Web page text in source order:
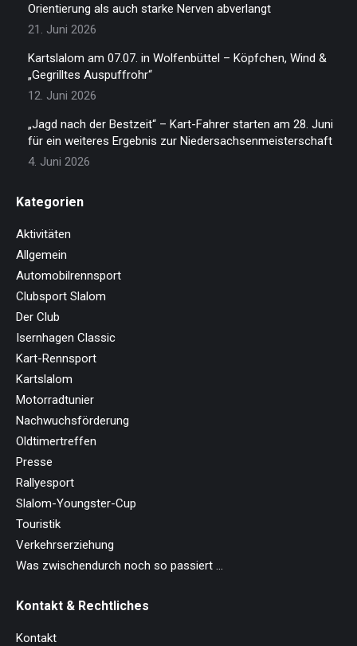
Orientierung als auch starke Nerven abverlangt
21. Juni 2026
Kartslalom am 07.07. in Wolfenbüttel – Köpfchen, Wind &
„Gegrilltes Auspuffrohr“
12. Juni 2026
„Jagd nach der Bestzeit“ – Kart-Fahrer starten am 28. Juni
für ein weiteres Ergebnis zur Niedersachsenmeisterschaft
4. Juni 2026
Kategorien
Aktivitäten
Allgemein
Automobilrennsport
Clubsport Slalom
Der Club
Isernhagen Classic
Kart-Rennsport
Kartslalom
Motorradtunier
Nachwuchsförderung
Oldtimertreffen
Presse
Rallyesport
Slalom-Youngster-Cup
Touristik
Verkehrserziehung
Was zwischendurch noch so passiert …
Kontakt & Rechtliches
Kontakt